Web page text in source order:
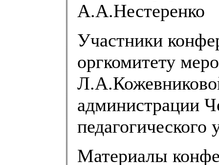
А.А.Нестеренко
Участники
оргкомитету
администрации
педагогического
Материалы